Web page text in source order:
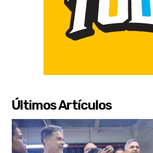
Últimos Artículos